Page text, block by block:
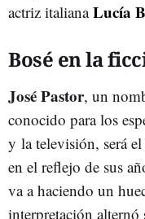
actriz italianaLucía
Bosé en la
José Pastor, un
conocido para los
y la televisión, será
en el reflejo de sus
va a haciendo un
interpretación alternó